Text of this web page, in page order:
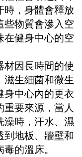
時，身體會釋放
些物質會滲入空
在健身中心的空
材因長時間的使
滋生細菌和微生
身中心內的更衣
重要來源，當人
澡時，汗水、濕
到地板、牆壁和
的溫床。